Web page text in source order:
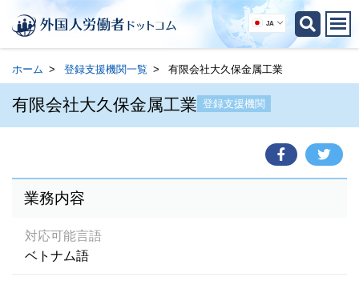
JA
ホーム 登録支援機関一覧 有限会社大久保金属工業
有限会社大久保金属工業 登録支援機関
業務内容
対応可能言語
ベトナム語